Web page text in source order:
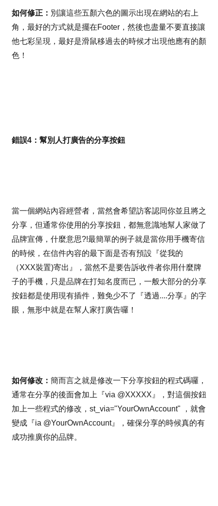
如何修正： 別讓這些五顏六色的圖示出現在網站的右上
角，最好的方式就是擺在Footer，然後也盡量不要直接讓
他七彩呈現，最好是滑鼠移過去的時候才出現他應有的顏
色！
錯誤4：幫別人打廣告的分享按鈕
當一個網站內容經營者，當然會希望訪客認同你並且將之
分享，但通常你使用的分享按鈕，都無意識地幫人家做了
品牌宣傳，什麼意思?!最簡單的例子就是當你用手機寄信
的時候，在信件內容的最下面是否有預設『從我的
（XXX裝置)寄出』，當然不是要告訴收件者你用什麼牌
子的手機，只是品牌在打知名度而已，一般大部分的分享
按鈕都是使用現有插件，難免少不了『透過....分享』的字
眼，無形中就是在幫人家打廣告囉！
如何修改： 簡而言之就是修改一下分享按鈕的程式碼囉，
通常在分享的後面會加上『via @XXXXX』，對這個按鈕
加上一些程式的修改，st_via="YourOwnAccount" ，就會
變成『ia @YourOwnAccount』，確保分享的時候真的有
成功推廣你的品牌。